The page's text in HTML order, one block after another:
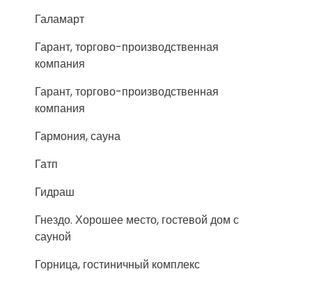
Галамарт
Гарант, торгово-производственная
компания
Гарант, торгово-производственная
компания
Гармония, сауна
Гатп
Гидраш
Гнездо. Хорошее место, гостевой дом с
сауной
Горница, гостиничный комплекс